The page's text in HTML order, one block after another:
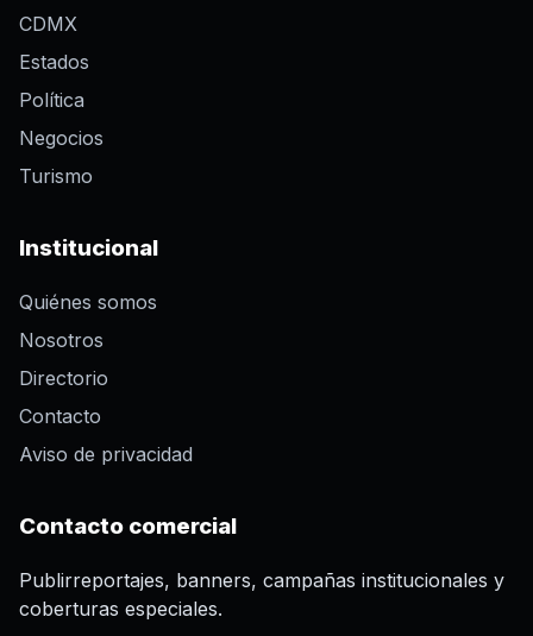
CDMX
Estados
Política
Negocios
Turismo
Institucional
Quiénes somos
Nosotros
Directorio
Contacto
Aviso de privacidad
Contacto comercial
Publirreportajes, banners, campañas institucionales y
coberturas especiales.